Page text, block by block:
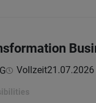
Vollzeit21.07.2026